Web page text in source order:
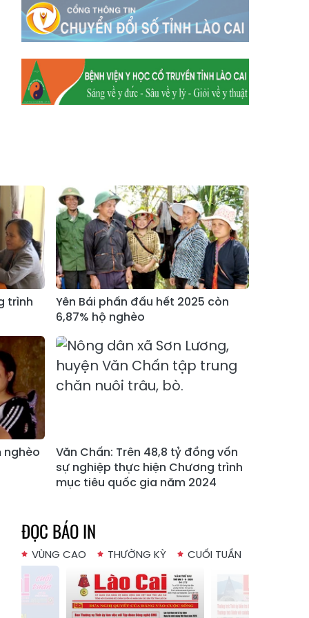
Xã Mường
Hum
Xã Dền Sáng
Xã Trịnh Tường
Xã Nậm Chày
Xã Bản Xèo
Xã Bát Xát
Xã Chiềng Ken
Xã Minh Lương
Xã Nậm Chảy
Xã Bảo Yên
Xã Nghĩa Đô
Xã Thượng Hà
Xã Xuân Hòa
Xã Phúc Khánh
Xã Bảo Hà
Xã Mường Bo
Xã Bản Hồ
Xã Tả Phìn
Xã Cốc Lầu
Xã Bảo Nhai
Xã Bản Liền
Xã Mường
Khương
Xã Bản Lầu
Xã Sín Chéng
Xã Ngũ Chỉ
Sơn
Xã Chế Tạo
Xã Lao Chải
Xã Nậm Có
trình
Yên Bái phấn đấu hết 2025 còn
6,87% hộ nghèo
nghèo
Văn Chấn: Trên 48,8 tỷ đồng vốn
sự nghiệp thực hiện Chương trình
mục tiêu quốc gia năm 2024
ĐỌC BÁO IN
VÙNG CAO THƯỜNG KỲ CUỐI TUẦN